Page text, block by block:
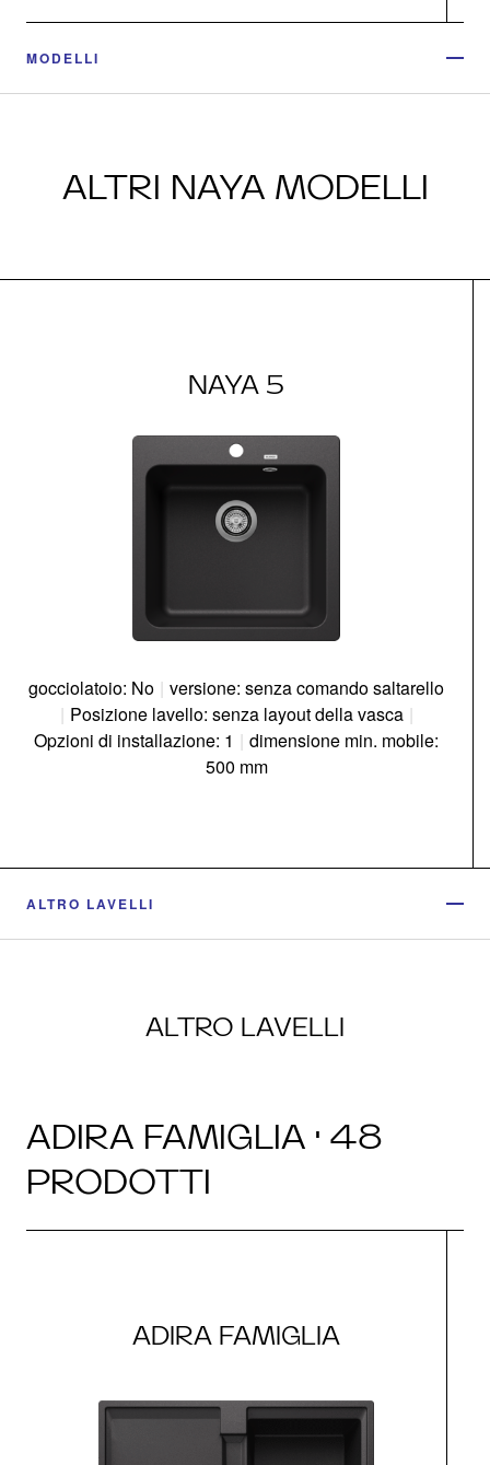
MODELLI
ALTRI NAYA MODELLI
NAYA 5
gocciolatoio: No | versione: senza comando saltarello
| Posizione lavello: senza layout della vasca |
Opzioni di installazione: 1 | dimensione min. mobile:
500 mm
ALTRO LAVELLI
ALTRO LAVELLI
ADIRA FAMIGLIA · 48
PRODOTTI
ADIRA FAMIGLIA